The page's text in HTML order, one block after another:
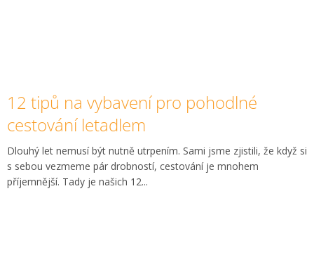
12 tipů na vybavení pro pohodlné
cestování letadlem
Dlouhý let nemusí být nutně utrpením. Sami jsme zjistili, že když si
s sebou vezmeme pár drobností, cestování je mnohem
příjemnější. Tady je našich 12...